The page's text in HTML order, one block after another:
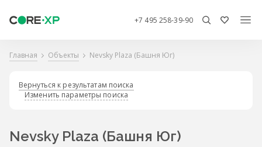
+7 495 258-39-90
Главная Объекты Nevsky Plaza (Башня Юг)
Вернуться к результатам поиска
Изменить параметры поиска
Nevsky Plaza (Башня Юг)